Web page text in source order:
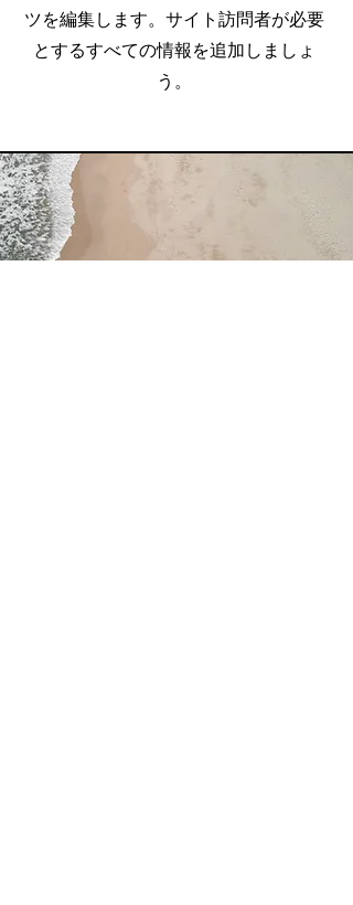
ツを編集します。サイト訪問者が必要
とするすべての情報を追加しましょ
う。